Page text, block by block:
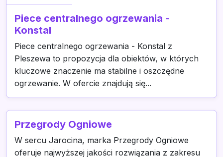
Piece centralnego ogrzewania -
Konstal
Piece centralnego ogrzewania - Konstal z
Pleszewa to propozycja dla obiektów, w których
kluczowe znaczenie ma stabilne i oszczędne
ogrzewanie. W ofercie znajdują się...
Przegrody Ogniowe
W sercu Jarocina, marka Przegrody Ogniowe
oferuje najwyższej jakości rozwiązania z zakresu